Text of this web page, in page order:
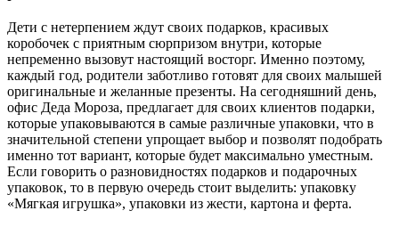
Дети с нетерпением ждут своих подарков, красивых
коробочек с приятным сюрпризом внутри, которые
непременно вызовут настоящий восторг. Именно поэтому,
каждый год, родители заботливо готовят для своих малышей
оригинальные и желанные презенты. На сегодняшний день,
офис Деда Мороза, предлагает для своих клиентов подарки,
которые упаковываются в самые различные упаковки, что в
значительной степени упрощает выбор и позволят подобрать
именно тот вариант, которые будет максимально уместным.
Если говорить о разновидностях подарков и подарочных
упаковок, то в первую очередь стоит выделить: упаковку
«Мягкая игрушка», упаковки из жести, картона и ферта.